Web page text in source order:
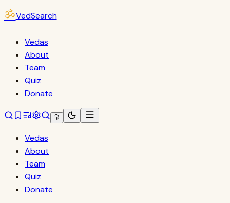
ॐVedSearch
Vedas
About
Team
Quiz
Donate
हि
Vedas
About
Team
Quiz
Donate